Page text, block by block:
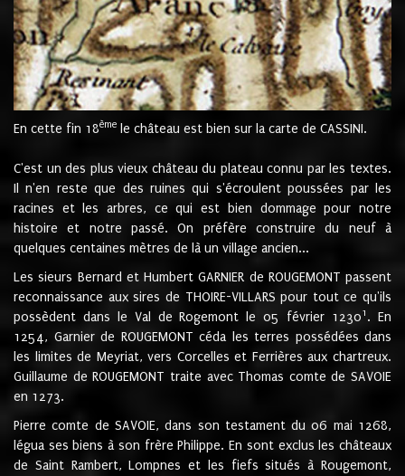
En cette fin 18ème le château est bien sur la carte de CASSINI.
C'est un des plus vieux château du plateau connu par les textes.
Il n'en reste que des ruines qui s'écroulent poussées par les
racines et les arbres, ce qui est bien dommage pour notre
histoire et notre passé. On préfère construire du neuf à
quelques centaines mètres de là un village ancien...
Les sieurs Bernard et Humbert GARNIER de ROUGEMONT passent
reconnaissance aux sires de THOIRE-VILLARS pour tout ce qu'ils
possèdent dans le Val de Rogemont le 05 février 12301 . En
1254, Garnier de ROUGEMONT céda les terres possédées dans
les limites de Meyriat, vers Corcelles et Ferrières aux chartreux.
Guillaume de ROUGEMONT traite avec Thomas comte de SAVOIE
en 1273.
Pierre comte de SAVOIE, dans son testament du 06 mai 1268,
légua ses biens à son frère Philippe. En sont exclus les châteaux
de Saint Rambert, Lompnes et les fiefs situés à Rougemont,